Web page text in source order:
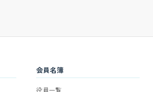
会員名簿
役員一覧